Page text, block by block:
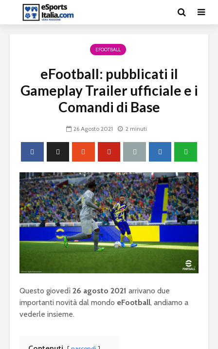
EFOOTBALL
eFootball: pubblicati il
Gameplay Trailer ufficiale e i
Comandi di Base
26 Agosto 2021 2 minuti
Questo giovedì 26 agosto 2021 arrivano due
importanti novità dal mondo eFootball, andiamo a
vederle insieme.